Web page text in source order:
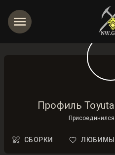
Профиль Toyuta
СБОРКИ